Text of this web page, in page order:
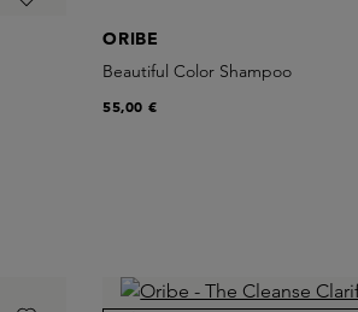
ORIBE
Beautiful Color Shampoo
55,00 €